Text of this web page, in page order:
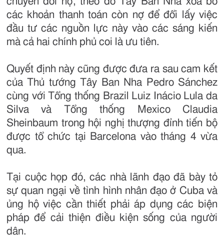
các khoản thanh toán còn nợ để đổi lấy việc
đầu tư các nguồn lực này vào các sáng kiến
mà cả hai chính phủ coi là ưu tiên.
Quyết định này cũng được đưa ra sau cam kết
của Thủ tướng Tây Ban Nha Pedro Sánchez
cùng với Tổng thống Brazil Luiz Inácio Lula da
Silva và Tổng thống Mexico Claudia
Sheinbaum trong hội nghị thượng đỉnh tiến bộ
được tổ chức tại Barcelona vào tháng 4 vừa
qua.
Tại cuộc họp đó, các nhà lãnh đạo đã bày tỏ
sự quan ngại về tình hình nhân đạo ở Cuba và
ủng hộ việc cần thiết phải áp dụng các biện
pháp để cải thiện điều kiện sống của người
dân.